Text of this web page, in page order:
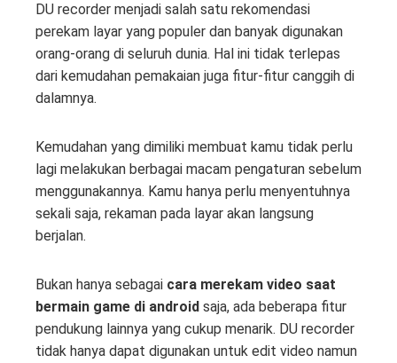
DU recorder menjadi salah satu rekomendasi
perekam layar yang populer dan banyak digunakan
orang-orang di seluruh dunia. Hal ini tidak terlepas
dari kemudahan pemakaian juga fitur-fitur canggih di
dalamnya.
Kemudahan yang dimiliki membuat kamu tidak perlu
lagi melakukan berbagai macam pengaturan sebelum
menggunakannya. Kamu hanya perlu menyentuhnya
sekali saja, rekaman pada layar akan langsung
berjalan.
Bukan hanya sebagai cara merekam video saat
bermain game di android saja, ada beberapa fitur
pendukung lainnya yang cukup menarik. DU recorder
tidak hanya dapat digunakan untuk edit video namun